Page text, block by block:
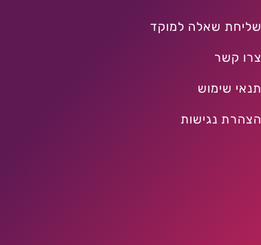
שליחת שאלה למוקד
צרו קשר
תנאי שימוש
הצהרת נגישות